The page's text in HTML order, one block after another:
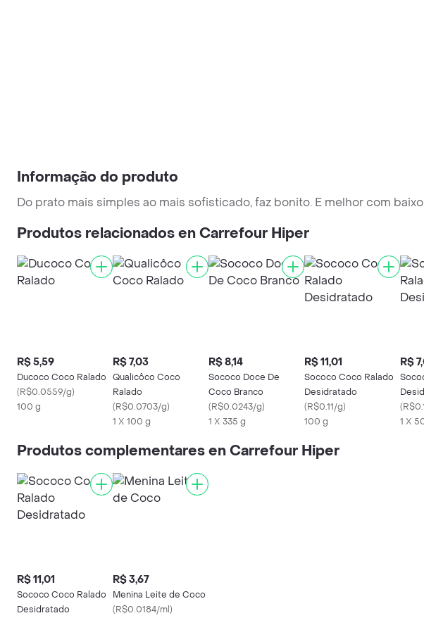
Informação do produto
Do prato mais simples ao mais sofisticado, faz bonito. E melhor com
Produtos relacionados en Carrefour Hiper
R$ 5,59
Ducoco Coco Ralado
(R$0.0559/g)
100 g
R$ 7,03
Qualicôco Coco
Ralado
(R$0.0703/g)
1 X 100 g
R$ 8,14
Sococo Doce De
Coco Branco
(R$0.0243/g)
1 X 335 g
R$ 11,01
Sococo Coco Ralado
Desidratado
(R$0.11/g)
100 g
R$
(
1 X
Produtos complementares en Carrefour Hiper
R$ 11,01
Sococo Coco Ralado
Desidratado
R$ 3,67
Menina Leite de Coco
(R$0.0184/ml)